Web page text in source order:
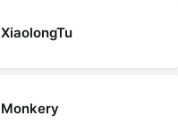
XiaolongTu
Monkery